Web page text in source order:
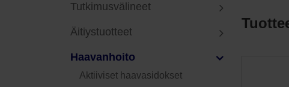
Tutkimusvälineet
Äitiystuotteet
Haavanhoito
Aktiiviset haavasidokset